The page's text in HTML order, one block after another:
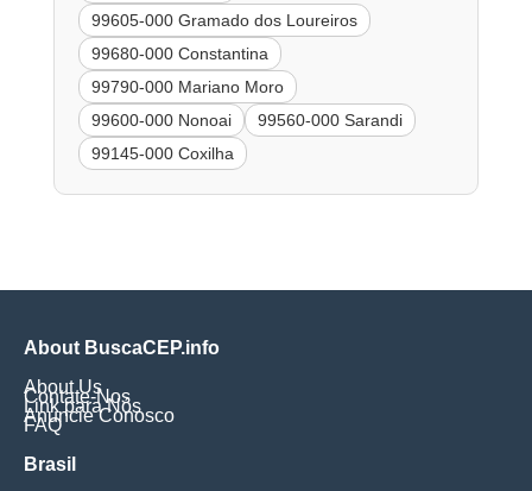
99605-000 Gramado dos Loureiros
99680-000 Constantina
99790-000 Mariano Moro
99600-000 Nonoai
99560-000 Sarandi
99145-000 Coxilha
About BuscaCEP.info
About Us
Contate-Nos
Link para Nós
Anuncie Conosco
FAQ
Brasil